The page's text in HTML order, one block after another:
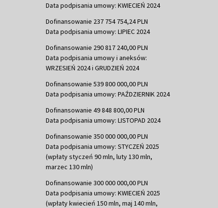
Data podpisania umowy: KWIECIEŃ 2024
Dofinansowanie 237 754 754,24 PLN
Data podpisania umowy: LIPIEC 2024
Dofinansowanie 290 817 240,00 PLN
Data podpisania umowy i aneksów:
WRZESIEŃ 2024 i GRUDZIEŃ 2024
Dofinansowanie 539 800 000,00 PLN
Data podpisania umowy: PAŹDZIERNIK 2024
Dofinansowanie 49 848 800,00 PLN
Data podpisania umowy: LISTOPAD 2024
Dofinansowanie 350 000 000,00 PLN
Data podpisania umowy: STYCZEŃ 2025
(wpłaty styczeń 90 mln, luty 130 mln,
marzec 130 mln)
Dofinansowanie 300 000 000,00 PLN
Data podpisania umowy: KWIECIEŃ 2025
(wpłaty kwiecień 150 mln, maj 140 mln,